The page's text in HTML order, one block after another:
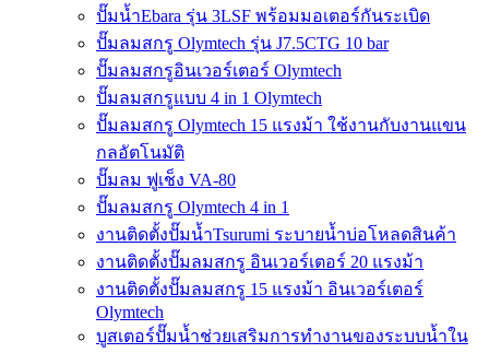
ปั๊มน้ำEbara รุ่น 3LSF พร้อมมอเตอร์กันระเบิด
ปั๊มลมสกรู Olymtech รุ่น J7.5CTG 10 bar
ปั๊มลมสกรูอินเวอร์เตอร์ Olymtech
ปั๊มลมสกรูแบบ 4 in 1 Olymtech
ปั๊มลมสกรู Olymtech 15 แรงม้า ใช้งานกับงานแขน
กลอัตโนมัติ
ปั๊มลม ฟูเช็ง VA-80
ปั๊มลมสกรู Olymtech 4 in 1
งานติดตั้งปั๊มน้ำTsurumi ระบายน้ำบ่อโหลดสินค้า
งานติดตั้งปั๊มลมสกรู อินเวอร์เตอร์ 20 แรงม้า
งานติดตั้งปั๊มลมสกรู 15 แรงม้า อินเวอร์เตอร์
Olymtech
บูสเตอร์ปั๊มน้ำช่วยเสริมการทำงานของระบบน้ำใน